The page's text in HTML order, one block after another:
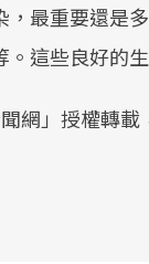
，最重要還是
這些良好的
網」授權轉載